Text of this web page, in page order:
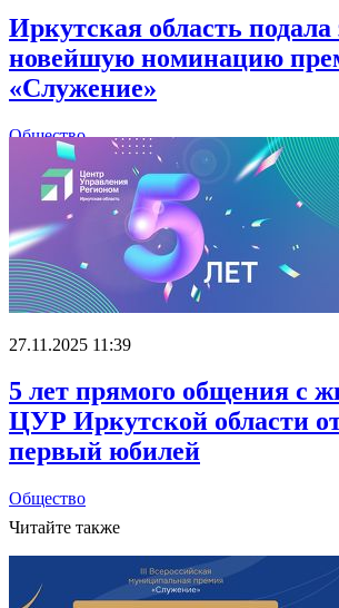
Иркутская область подала
новейшую номинацию
«Служение»
Общество
27.11.2025 11:39
5 лет прямого общения с
ЦУР Иркутской области
первый юбилей
Общество
Читайте также